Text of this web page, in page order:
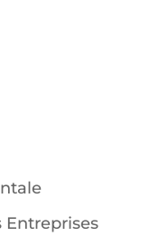
Entreprises